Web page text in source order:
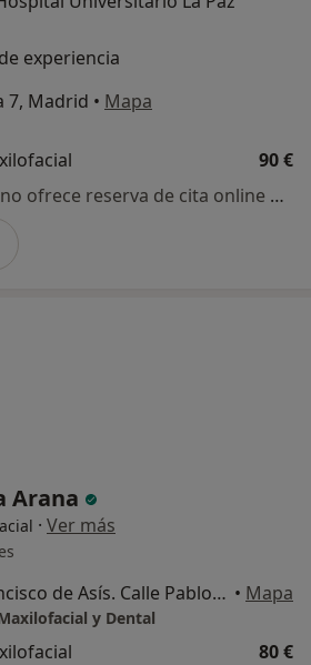
experiencia
7, Madrid • Mapa
90 €
Este especialista no ofrece reserva de cita online en esta dirección.
Arana
· Ver más
Hospital San Francisco de Asís. Calle Pablo Aranda 7, Madrid • Mapa
y Dental
80 €